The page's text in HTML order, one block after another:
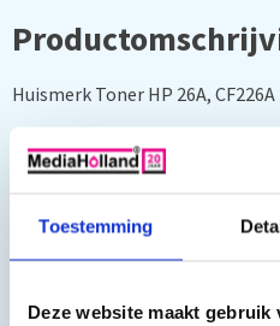
Toestemming
Deze website maakt gebruik
Huismerk Toner HP 26A, CF226A
Kleur: Zwart
Geschikt voor:
HP LaserJet Pro M 402 d, HP